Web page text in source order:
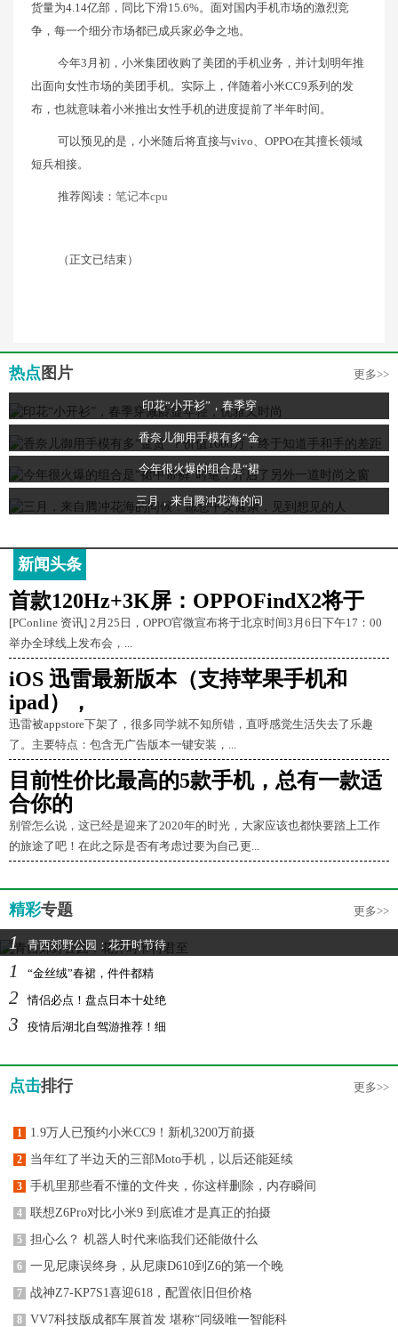
货量为4.14亿部，同比下滑15.6%。面对国内手机市场的激烈竞
争，每一个细分市场都已成兵家必争之地。
今年3月初，小米集团收购了美团的手机业务，并计划明年推
出面向女性市场的美团手机。实际上，伴随着小米CC9系列的发
布，也就意味着小米推出女性手机的进度提前了半年时间。
可以预见的是，小米随后将直接与vivo、OPPO在其擅长领域
短兵相接。
推荐阅读： 笔记本cpu
（正文已结束）
热点 图片 更多>>
印花“小开衫”，春季穿
香奈儿御用手模有多“金
今年很火爆的组合是“裙
三月，来自腾冲花海的问
新闻头条
首款120Hz+3K屏：OPPOFindX2将于
[PConline 资讯] 2月25日，OPPO官微宣布将于北京时间3月6日下午17：00
举办全球线上发布会，...
iOS 迅雷最新版本（支持苹果手机和
ipad），
迅雷被appstore下架了，很多同学就不知所错，直呼感觉生活失去了乐趣
了。主要特点：包含无广告版本一键安装，...
目前性价比最高的5款手机，总有一款适
合你的
别管怎么说，这已经是迎来了2020年的时光，大家应该也都快要踏上工作
的旅途了吧！在此之际是否有考虑过要为自己更...
精彩专题 更多>>
1 青西郊野公园：花开时节待
1 “金丝绒”春裙，件件都精
2 情侣必点！盘点日本十处绝
3 疫情后湖北自驾游推荐！细
点击排行 更多>>
1 1.9万人已预约小米CC9！新机3200万前摄
2 当年红了半边天的三部Moto手机，以后还能延续
3 手机里那些看不懂的文件夹，你这样删除，内存瞬间
4 联想Z6Pro对比小米9 到底谁才是真正的拍摄
5 担心么？ 机器人时代来临我们还能做什么
6 一见尼康误终身，从尼康D610到Z6的第一个晚
7 战神Z7-KP7S1喜迎618，配置依旧但价格
8 VV7科技版成都车展首发 堪称“同级唯一智能科